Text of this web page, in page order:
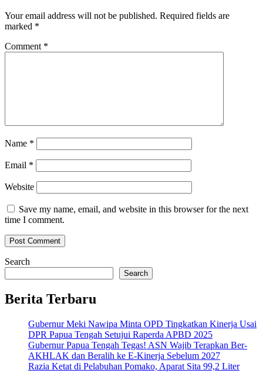
Your email address will not be published. Required fields are
marked *
Comment *
Name *
Email *
Website
Save my name, email, and website in this browser for the next
time I comment.
Search
Search
Berita Terbaru
Gubernur Meki Nawipa Minta OPD Tingkatkan Kinerja Usai
DPR Papua Tengah Setujui Raperda APBD 2025
Gubernur Papua Tengah Tegas! ASN Wajib Terapkan Ber-
AKHLAK dan Beralih ke E-Kinerja Sebelum 2027
Razia Ketat di Pelabuhan Pomako, Aparat Sita 99,2 Liter